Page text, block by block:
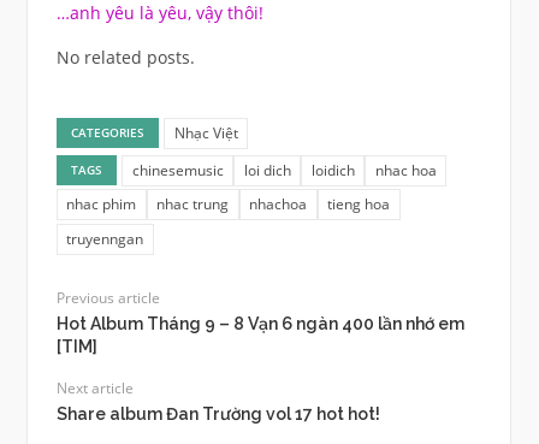
…anh yêu là yêu, vậy thôi!
No related posts.
CATEGORIES Nhạc Việt
TAGS chinesemusic loi dich loidich
nhac hoa
nhac phim
nhac trung nhachoa
tieng hoa
truyenngan
Previous article
Hot Album Tháng 9 – 8 Vạn 6 ngàn 400 lần nhớ em
[TIM]
Next article
Share album Đan Trường vol 17 hot hot!